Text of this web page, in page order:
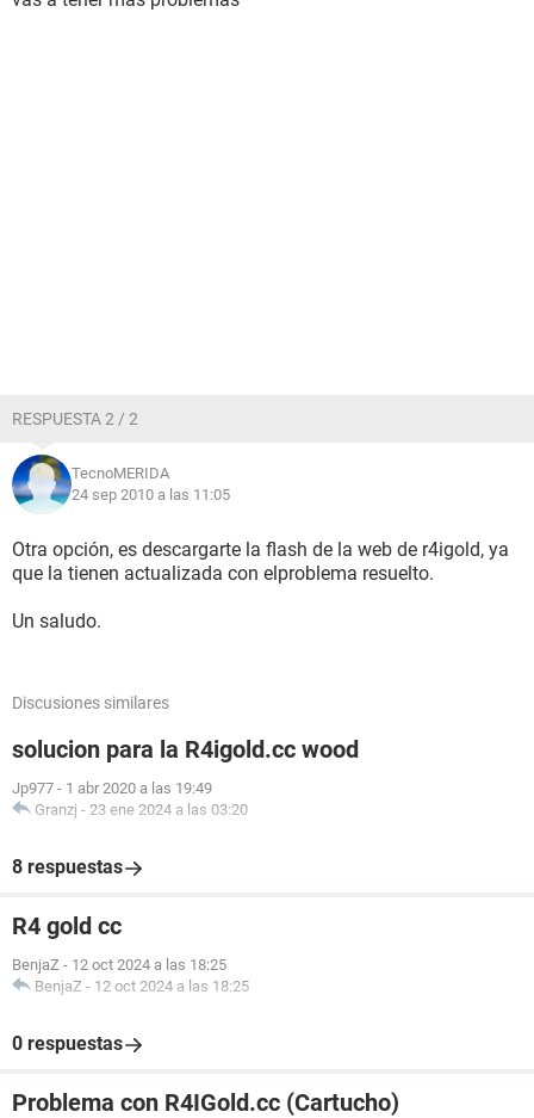
RESPUESTA 2 / 2
TecnoMERIDA
24 sep 2010 a las 11:05
Otra opción, es descargarte la flash de la web de r4igold, ya
que la tienen actualizada con elproblema resuelto.
Un saludo.
Discusiones similares
solucion para la R4igold.cc wood
Jp977 - 1 abr 2020 a las 19:49
Granzj - 23 ene 2024 a las 03:20
8 respuestas
R4 gold cc
BenjaZ - 12 oct 2024 a las 18:25
BenjaZ - 12 oct 2024 a las 18:25
0 respuestas
Problema con R4IGold.cc (Cartucho)